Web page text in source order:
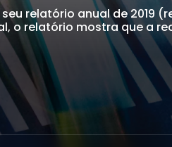
relatório anual de 2019
o relatório mostra que a